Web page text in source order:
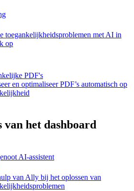
toegankelijkheidsproblemen met AI in
op
PDF's
en optimaliseer PDF’s automatisch op
van het dashboard
AI-assistent
van Ally bij het oplossen van